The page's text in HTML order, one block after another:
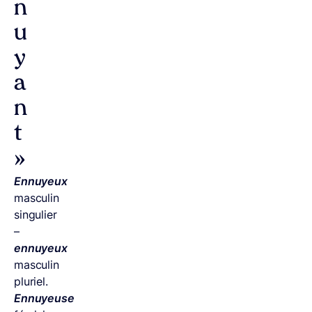
n
u
y
a
n
t
»
Ennuyeux
masculin
singulier
–
ennuyeux
masculin
pluriel.
Ennuyeuse